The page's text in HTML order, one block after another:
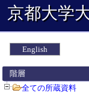
京都大学
English
階層
全ての所蔵資料